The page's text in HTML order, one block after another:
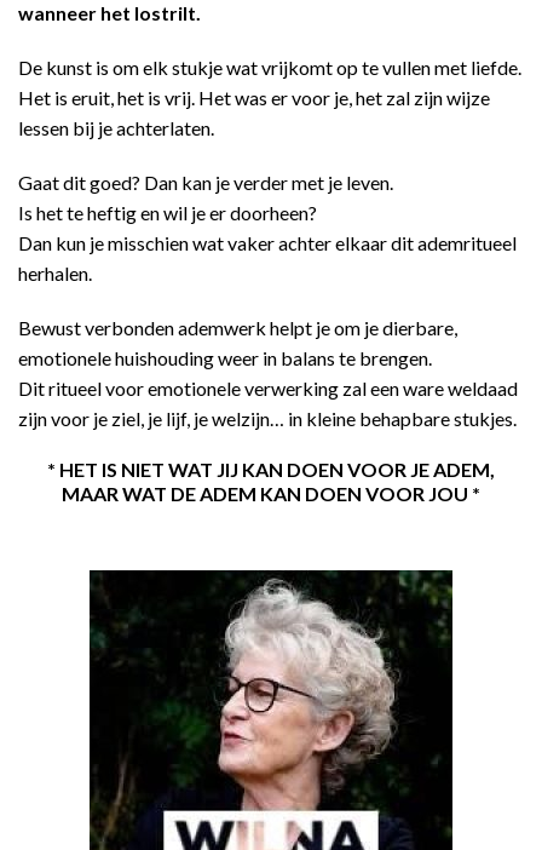
wanneer het lostrilt.
De kunst is om elk stukje wat vrijkomt op te vullen met liefde.
Het is eruit, het is vrij. Het was er voor je, het zal zijn wijze
lessen bij je achterlaten.
Gaat dit goed? Dan kan je verder met je leven.
Is het te heftig en wil je er doorheen?
Dan kun je misschien wat vaker achter elkaar dit ademritueel
herhalen.
Bewust verbonden ademwerk helpt je om je dierbare,
emotionele huishouding weer in balans te brengen.
Dit ritueel voor emotionele verwerking zal een ware weldaad
zijn voor je ziel, je lijf, je welzijn… in kleine behapbare stukjes.
* HET IS NIET WAT JIJ KAN DOEN VOOR JE ADEM,
MAAR WAT DE ADEM KAN DOEN VOOR JOU *